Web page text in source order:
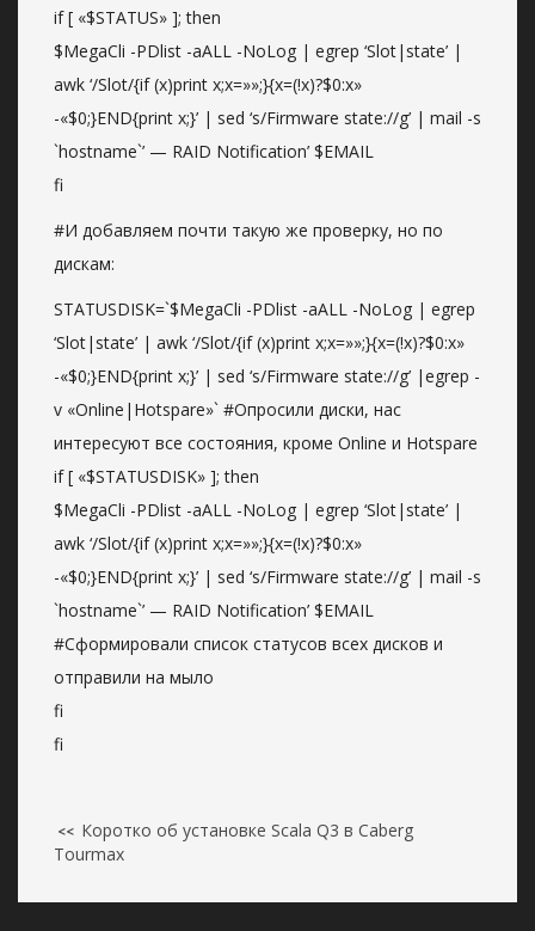
if [ «$STATUS» ]; then
$MegaCli -PDlist -aALL -NoLog | egrep ‘Slot|state’ |
awk ‘/Slot/{if (x)print x;x=»»;}{x=(!x)?$0:x»
-«$0;}END{print x;}’ | sed ‘s/Firmware state://g’ | mail -s
`hostname`’ — RAID Notification’ $EMAIL
fi
#И добавляем почти такую же проверку, но по
дискам:
STATUSDISK=`$MegaCli -PDlist -aALL -NoLog | egrep
‘Slot|state’ | awk ‘/Slot/{if (x)print x;x=»»;}{x=(!x)?$0:x»
-«$0;}END{print x;}’ | sed ‘s/Firmware state://g’ |egrep -
v «Online|Hotspare»` #Опросили диски, нас
интересуют все состояния, кроме Online и Hotspare
if [ «$STATUSDISK» ]; then
$MegaCli -PDlist -aALL -NoLog | egrep ‘Slot|state’ |
awk ‘/Slot/{if (x)print x;x=»»;}{x=(!x)?$0:x»
-«$0;}END{print x;}’ | sed ‘s/Firmware state://g’ | mail -s
`hostname`’ — RAID Notification’ $EMAIL
#Сформировали список статусов всех дисков и
отправили на мыло
fi
fi
<< Коротко об установке Scala Q3 в Caberg
Tourmax